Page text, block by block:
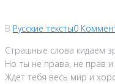
В Русские тексты0
Страшные слова кидаем
Но ты не права, не прав и
Ждет тебя весь мир и